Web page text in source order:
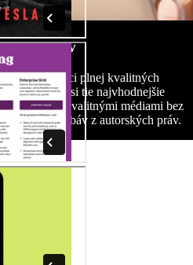
poplatkov
knižnici plnej kvalitných
a vyberte si tie najvhodnejšie
svoj obsah kvalitnými médiami bez
alebo obáv z autorských práv.